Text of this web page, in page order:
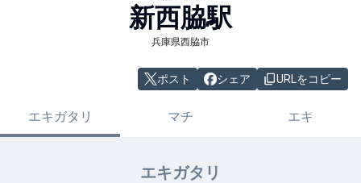
新西脇駅
兵庫県西脇市
ポスト シェア URLをコピー
エキガタリ マチ エキ
エキガタリ